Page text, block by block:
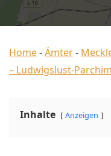
Home-Ämter-
– Ludwigslust-
Inhalte Anzeigen